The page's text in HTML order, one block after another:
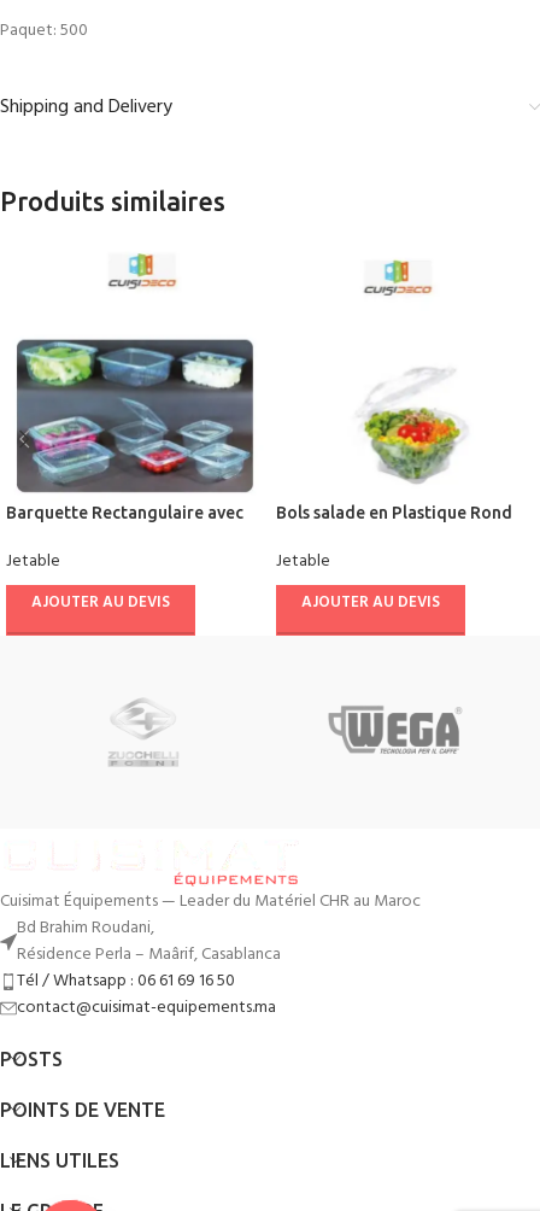
Paquet: 500
Shipping and Delivery
Produits similaires
Barquette Rectangulaire avec
Jetable
AJOUTER AU DEVIS
Bols salade en Plastique Rond
Jetable
AJOUTER AU DEVIS
Cuisimat Équipements — Leader du Matériel CHR au Maroc
Bd Brahim Roudani,
Résidence Perla – Maârif, Casablanca
Tél / Whatsapp : 06 61 69 16 50
contact@cuisimat-equipements.ma
POSTS
POINTS DE VENTE
LIENS UTILES